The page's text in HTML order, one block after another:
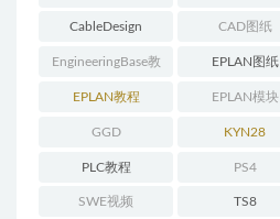
CableDesign CAD图纸
EngineeringBase教
程
EPLAN图纸
EPLAN教程 EPLAN模块
GGD KYN28
PLC教程 PS4
SWE视频 TS8